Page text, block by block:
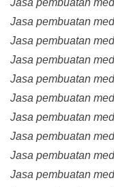
Jasa pembuatan
Jasa pembuatan
Jasa pembuatan
Jasa pembuatan
Jasa pembuatan
Jasa pembuatan
Jasa pembuatan
Jasa pembuatan
Jasa pembuatan
Jasa pembuatan